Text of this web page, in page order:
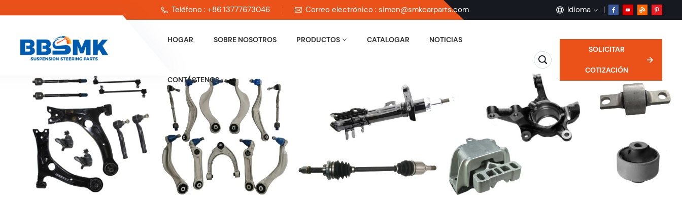
Teléfono : +86 13777673046 Correo electrónico : simon@smkcarparts.com Idioma
English
français
Deutsch
русский
HOGAR SOBRE NOSOTROS PRODUCTOS CATALOGAR NOTICIAS
CONTÁCTENOS
SOLICITAR
COTIZACIÓN